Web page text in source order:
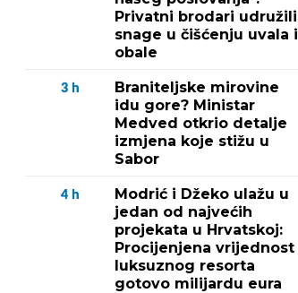
Privatni brodari udružili
snage u čišćenju uvala i
obale
3 h
Braniteljske mirovine
idu gore? Ministar
Medved otkrio detalje
izmjena koje stižu u
Sabor
4 h
Modrić i Džeko ulažu u
jedan od najvećih
projekata u Hrvatskoj:
Procijenjena vrijednost
luksuznog resorta
gotovo milijardu eura